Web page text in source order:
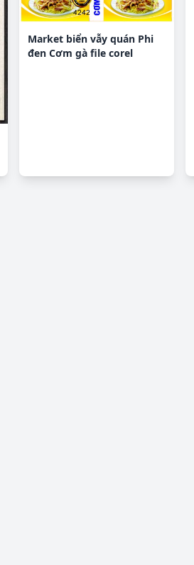
Market biển vẫy quán Phi
đen Cơm gà file corel